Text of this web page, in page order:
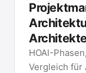
HOAI-
Vergleich für